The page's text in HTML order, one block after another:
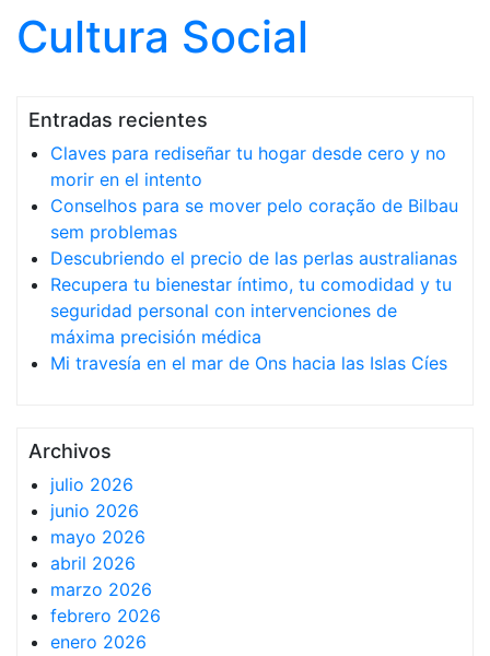
Cultura Social
Entradas recientes
Claves para rediseñar tu hogar desde cero y no
morir en el intento
Conselhos para se mover pelo coração de Bilbau
sem problemas
Descubriendo el precio de las perlas australianas
Recupera tu bienestar íntimo, tu comodidad y tu
seguridad personal con intervenciones de
máxima precisión médica
Mi travesía en el mar de Ons hacia las Islas Cíes
Archivos
julio 2026
junio 2026
mayo 2026
abril 2026
marzo 2026
febrero 2026
enero 2026